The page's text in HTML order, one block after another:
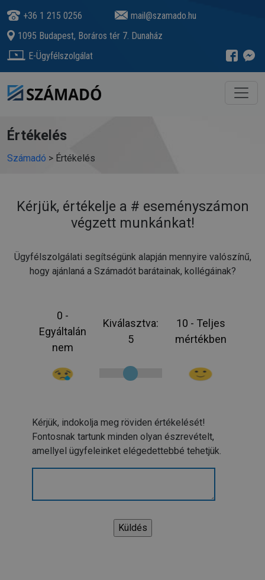
+36 1 215 0256
mail@szamado.hu
1095 Budapest, Boráros tér 7. Dunaház
E-Ügyfélszolgálat
Értékelés
Számadó > Értékelés
Kérjük, értékelje a # eseményszámon
végzett munkánkat!
Ügyfélszolgálati segítségünk alapján mennyire valószínű,
hogy ajánlaná a Számadót barátainak, kollégáinak?
0 -
Egyáltalán
nem
Kiválasztva:
5
10 - Teljes
mértékben
Kérjük, indokolja meg röviden értékelését!
Fontosnak tartunk minden olyan észrevételt,
amellyel ügyfeleinket elégedettebbé tehetjük.